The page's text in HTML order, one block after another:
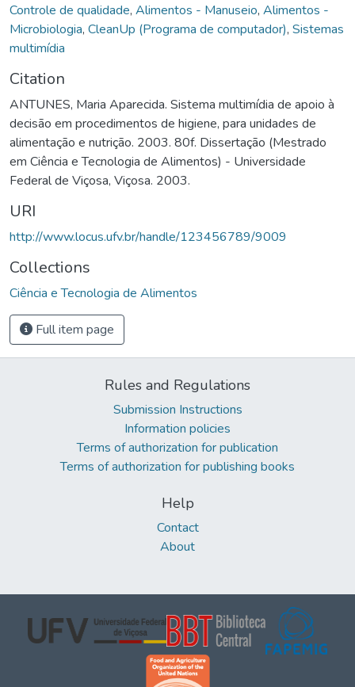
Controle de qualidade, Alimentos - Manuseio, Alimentos -
Microbiologia, CleanUp (Programa de computador), Sistemas
multimídia
Citation
ANTUNES, Maria Aparecida. Sistema multimídia de apoio à
decisão em procedimentos de higiene, para unidades de
alimentação e nutrição. 2003. 80f. Dissertação (Mestrado
em Ciência e Tecnologia de Alimentos) - Universidade
Federal de Viçosa, Viçosa. 2003.
URI
http://www.locus.ufv.br/handle/123456789/9009
Collections
Ciência e Tecnologia de Alimentos
Full item page
Rules and Regulations
Submission Instructions
Information policies
Terms of authorization for publication
Terms of authorization for publishing books
Help
Contact
About